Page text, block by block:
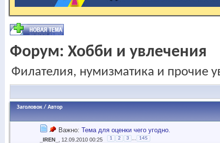
Форум: Хобби и увлечения
Филателия, нумизматика и прочие
Заголовок / Автор
Важно: Тема для оценки чего угодно.
_IREN_ , 12.09.2010 00:25 1 2 3 145